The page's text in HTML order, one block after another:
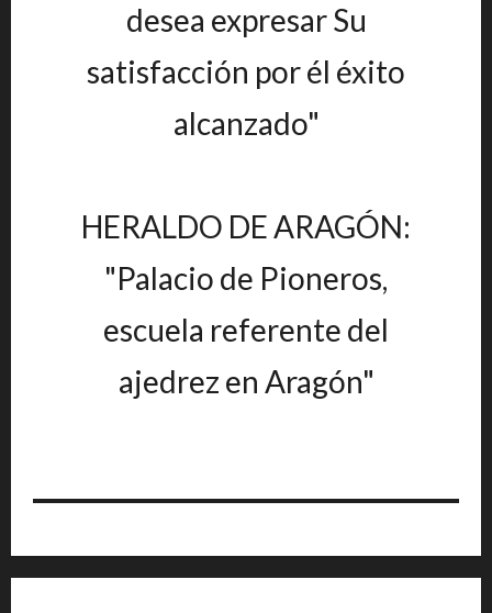
desea expresar Su
satisfacción por él éxito
alcanzado"
HERALDO DE ARAGÓN:
"Palacio de Pioneros,
escuela referente del
ajedrez en Aragón"